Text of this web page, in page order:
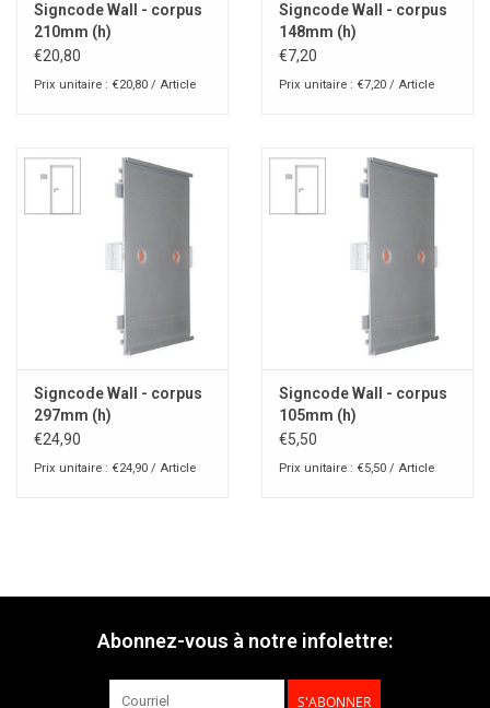
Signcode Wall - corpus
210mm (h)
€20,80
Prix unitaire : €20,80 / Article
Signcode Wall - corpus
148mm (h)
€7,20
Prix unitaire : €7,20 / Article
Signcode Wall - corpus
297mm (h)
€24,90
Prix unitaire : €24,90 / Article
Signcode Wall - corpus
105mm (h)
€5,50
Prix unitaire : €5,50 / Article
Abonnez-vous à notre infolettre:
S'ABONNER